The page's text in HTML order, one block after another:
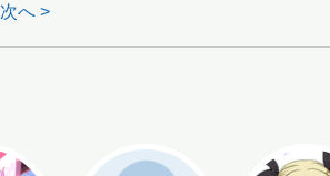
次へ >